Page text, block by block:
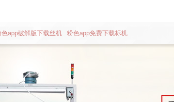
色app破解版下载丝机 粉色app免费下载标机